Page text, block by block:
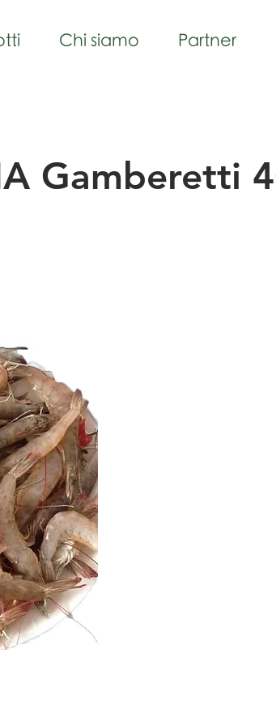
Chi siamo Partner
Gamberetti